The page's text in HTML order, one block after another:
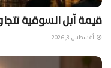
قيمة آبل السوقية تتجاوز 5 تريليونات دولار
أغسطس 3, 2026